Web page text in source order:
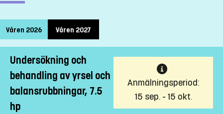
Våren 2026 Våren 2027
Undersökning och
behandling av yrsel och
balansrubbningar, 7.5
hp
Anmälningsperiod:
15 sep. - 15 okt.